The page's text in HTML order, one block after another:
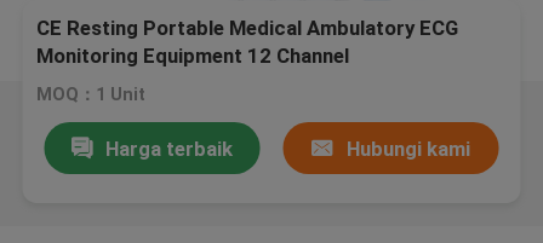
CE Resting Portable Medical Ambulatory ECG
Monitoring Equipment 12 Channel
MOQ：1 Unit
Harga terbaik Hubungi kami